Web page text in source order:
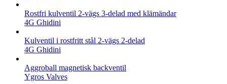
Rostfri kulventil 2-vägs 3-delad med klämändar
4G Ghidini
Kulventil i rostfritt stål 2-vägs 2-delad
4G Ghidini
Aggroball magnetisk backventil
Ygros Valves